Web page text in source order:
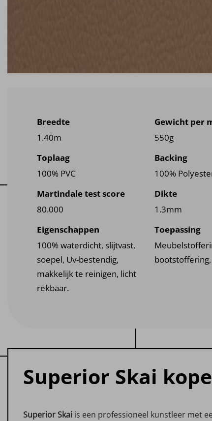
Breedte
1.40m
Gewicht per
550g
Toplaag
100% PVC
Backing
100%
Martindale test score
80.000
Dikte
1.3mm
Eigenschappen
100% waterdicht, slijtvast,
soepel, Uv-bestendig,
makkelijk te reinigen, licht
rekbaar.
Toepassing
Superior Skai
Superior Skai is een professioneel kunstleer met